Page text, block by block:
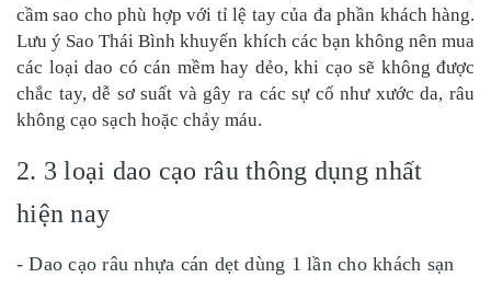
cầm sao cho phù hợp với tỉ lệ tay của đa phần khách hàng.
Lưu ý Sao Thái Bình khuyến khích các bạn không nên mua
các loại dao có cán mềm hay dẻo, khi cạo sẽ không được
chắc tay, dễ sơ suất và gây ra các sự cố như xước da, râu
không cạo sạch hoặc chảy máu.
2. 3 loại dao cạo râu thông dụng nhất
hiện nay
- Dao cạo râu nhựa cán dẹt dùng 1 lần cho khách sạn